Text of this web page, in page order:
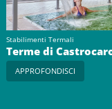
Stabilimenti Termali
Terme di
APPROFONDISCI